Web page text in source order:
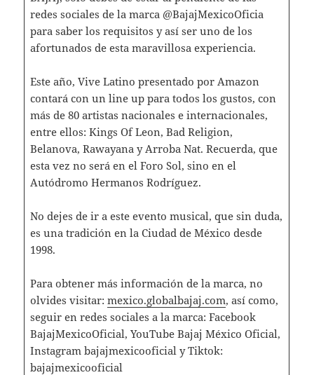
redes sociales de la marca @BajajMexicoOficia
para saber los requisitos y así ser uno de los
afortunados de esta maravillosa experiencia.
Este año, Vive Latino presentado por Amazon
contará con un line up para todos los gustos, con
más de 80 artistas nacionales e internacionales,
entre ellos: Kings Of Leon, Bad Religion,
Belanova, Rawayana y Arroba Nat. Recuerda, que
esta vez no será en el Foro Sol, sino en el
Autódromo Hermanos Rodríguez.
No dejes de ir a este evento musical, que sin duda,
es una tradición en la Ciudad de México desde
1998.
Para obtener más información de la marca, no
olvides visitar: mexico.globalbajaj.com, así como,
seguir en redes sociales a la marca: Facebook
BajajMexicoOficial, YouTube Bajaj México Oficial,
Instagram bajajmexicooficial y Tiktok:
bajajmexicooficial